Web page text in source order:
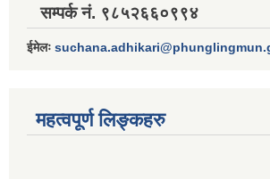
सम्पर्क नं. ९८५२६६०९९४
ईमेलः
महत्वपूर्ण लिङ्कहरु